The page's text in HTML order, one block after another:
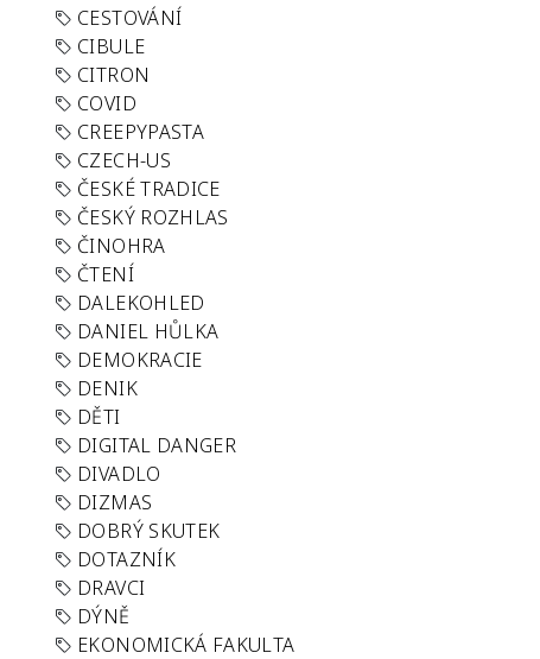
CESTOVÁNÍ
CIBULE
CITRON
COVID
CREEPYPASTA
CZECH-US
ČESKÉ TRADICE
ČESKÝ ROZHLAS
ČINOHRA
ČTENÍ
DALEKOHLED
DANIEL HŮLKA
DEMOKRACIE
DENIK
DĚTI
DIGITAL DANGER
DIVADLO
DIZMAS
DOBRÝ SKUTEK
DOTAZNÍK
DRAVCI
DÝNĚ
EKONOMICKÁ FAKULTA